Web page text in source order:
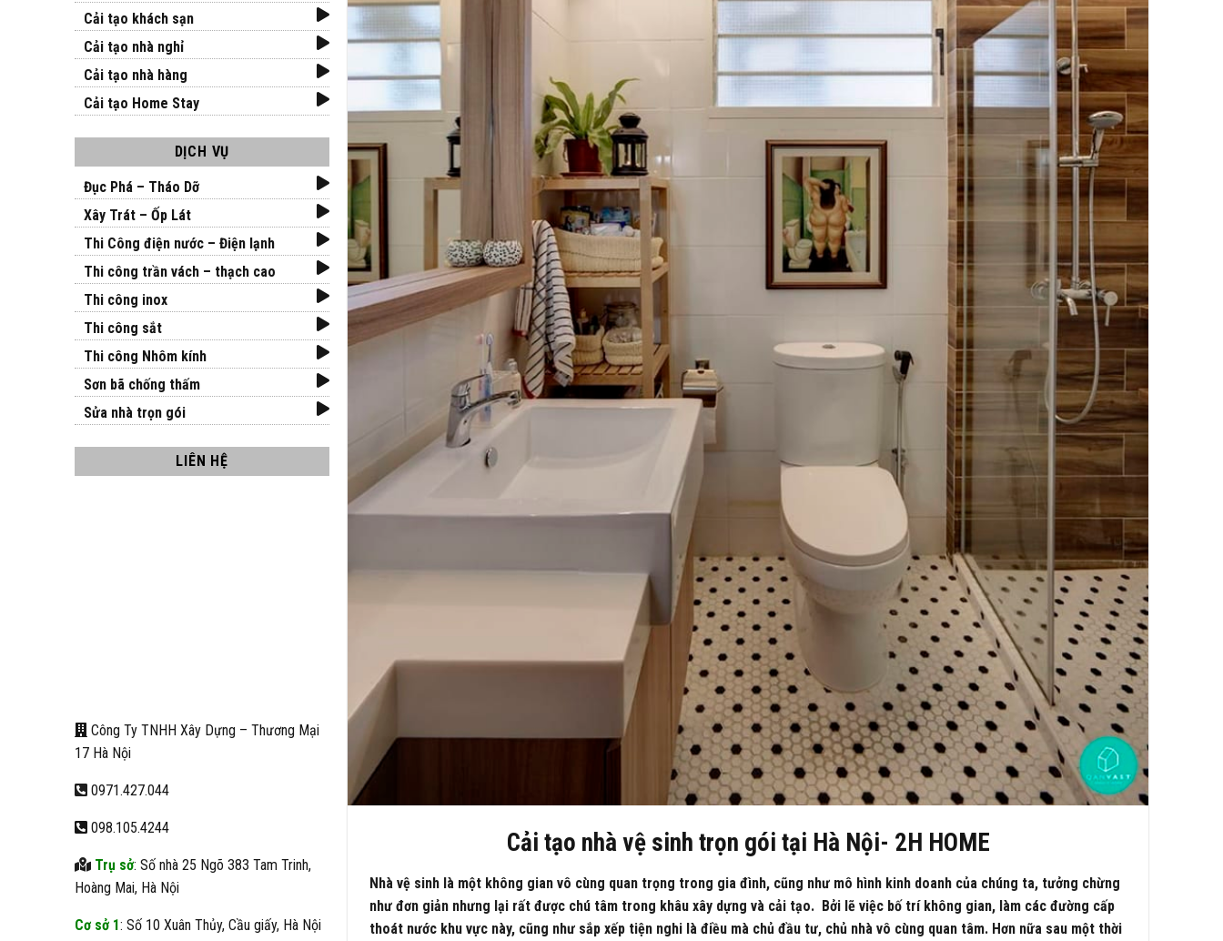
Cải tạo khách sạn
Cải tạo nhà nghỉ
Cải tạo nhà hàng
Cải tạo Home Stay
DỊCH VỤ
Đục Phá – Tháo Dỡ
Xây Trát – Ốp Lát
Thi Công điện nước – Điện lạnh
Thi công trần vách – thạch cao
Thi công inox
Thi công sắt
Thi công Nhôm kính
Sơn bã chống thấm
Sửa nhà trọn gói
LIÊN HỆ
Công Ty TNHH Xây Dựng – Thương Mại
17 Hà Nội
0971.427.044
098.105.4244
Trụ sở: Số nhà 25 Ngõ 383 Tam Trinh,
Hoàng Mai, Hà Nội
Cơ sở 1: Số 10 Xuân Thủy, Cầu giấy, Hà Nội
Cải tạo nhà vệ sinh trọn gói tại Hà Nội- 2H HOME
Nhà vệ sinh là một không gian vô cùng quan trọng trong gia đình, cũng như mô hình kinh doanh của chúng ta, tưởng chừng
như đơn giản nhưng lại rất được chú tâm trong khâu xây dựng và cải tạo. Bởi lẽ việc bố trí không gian, làm các đường cấp
thoát nước khu vực này, cũng như sắp xếp tiện nghi là điều mà chủ đầu tư, chủ nhà vô cùng quan tâm. Hơn nữa sau một thời